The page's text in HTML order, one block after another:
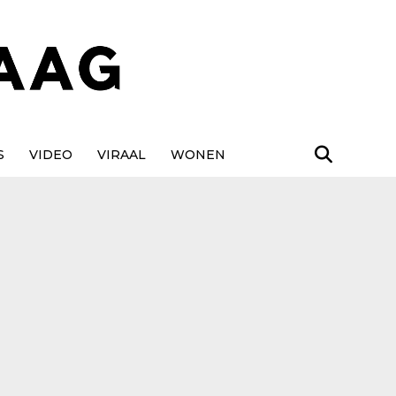
VIDEO VIRAAL WONEN